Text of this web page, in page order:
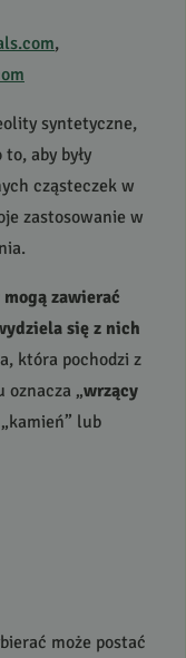
,
syntetyczne,
aby były
cząsteczek w
zastosowanie w
zawierać
się z nich
która pochodzi z
oznacza „wrzący
lub
może postać